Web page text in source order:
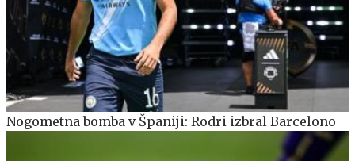
Nogometna bomba v Španiji: Rodri izbral Barcelono